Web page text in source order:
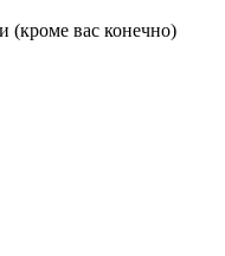
(кроме вас конечно)